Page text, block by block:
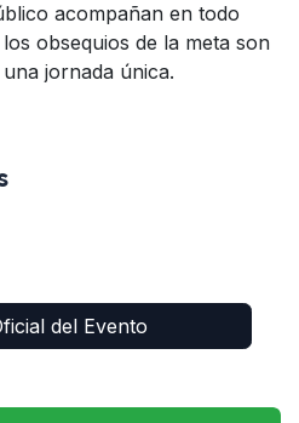
acompañan en todo
obsequios de la meta son
jornada única.
del Evento